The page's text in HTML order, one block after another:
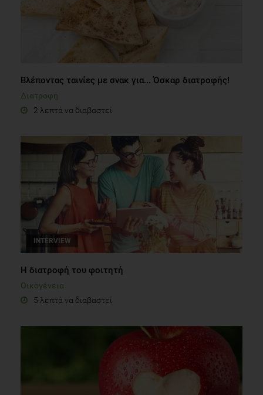
Βλέποντας ταινίες με σνακ για... Όσκαρ διατροφής!
Διατροφή
2 λεπτά να διαβαστεί
INTERVIEW
Η διατροφή του φοιτητή
Οικογένεια
5 λεπτά να διαβαστεί